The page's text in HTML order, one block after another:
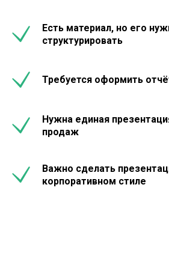
Есть материал, но его
структурировать
Требуется оформить
Нужна единая
продаж
Важно сделать
корпоративном стиле